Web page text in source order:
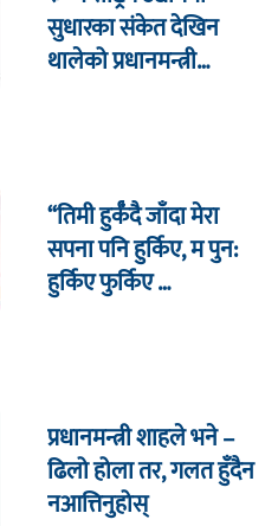
सुधारका संकेत देखिन
थालेको प्रधानमन्त्री
“तिमी हुर्कँदै जाँदा मेरा
सपना पनि हुर्किए, म पुन:
हुर्किए फुर्किए …
प्रधानमन्त्री शाहले भने –
ढिलो होला तर, गलत हुँदैन
नआत्तिनुहोस्